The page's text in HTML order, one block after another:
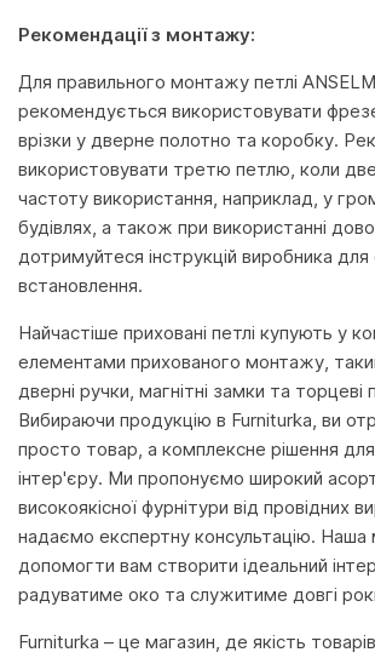
Рекомендації з монтажу:
Для правильного монтажу петлі
рекомендується використовувати
врізки у дверне полотно та коробку.
використовувати третю петлю, коли
частоту використання, наприклад, у
будівлях, а також при використанні
дотримуйтеся інструкцій виробника
встановлення.
Найчастіше приховані петлі купують у
елементами прихованого монтажу,
дверні ручки, магнітні замки та торцеві
Вибираючи продукцію в Furniturka, ви
просто товар, а комплексне рішення
інтер'єру. Ми пропонуємо широкий
високоякісної фурнітури від провідних
надаємо експертну консультацію.
допомогти вам створити ідеальний
радуватиме око та служитиме довгі
Furniturka – це магазин, де якість